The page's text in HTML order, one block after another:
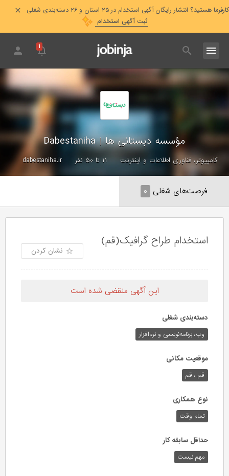
کارفرما هستید؟ انتشار رایگان آگهی استخدام در ۲۵ استان و ۲۶ دسته‌بندی شغلی
ثبت آگهی استخدام
۱
مؤسسه دبستانی ها|
Dabestaniha
کامپیوتر، فناوری اطلاعات و اینترنت ۱۱ تا ۵۰ نفر dabestaniha.ir
فرصت‌های شغلی ۰
استخدام طراح گرافیک(قم)
نشان کردن
این آگهی منقضی شده است
دسته‌بندی شغلی
وب،‌ برنامه‌نویسی و نرم‌افزار
موقعیت مکانی
قم ، قم
نوع همکاری
تمام وقت
حداقل سابقه کار
مهم نیست